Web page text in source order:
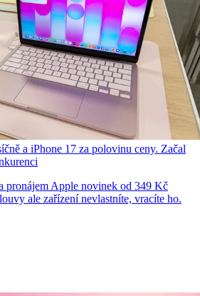
a iPhone 17 za polovinu ceny. Začal
pronájem Apple novinek od 349 Kč
ale zařízení nevlastníte, vracíte ho.